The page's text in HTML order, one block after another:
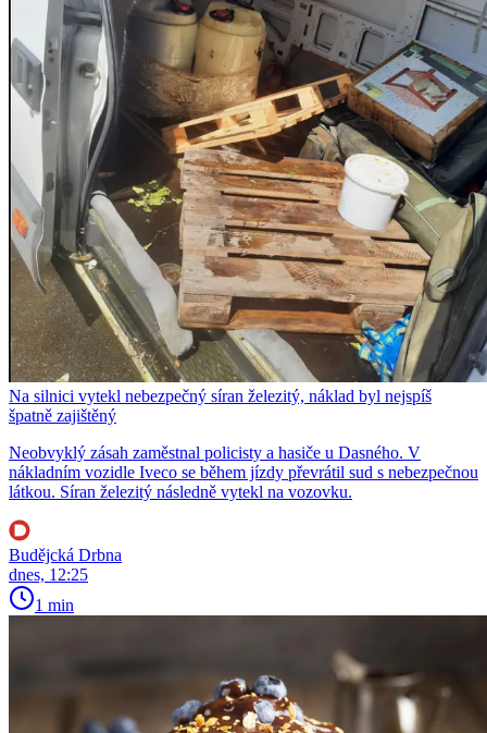
Na silnici vytekl nebezpečný síran železitý, náklad byl nejspíš
špatně zajištěný
Neobvyklý zásah zaměstnal policisty a hasiče u Dasného. V
nákladním vozidle Iveco se během jízdy převrátil sud s nebezpečnou
látkou. Síran železitý následně vytekl na vozovku.
Budějcká Drbna
dnes, 12:25
1 min